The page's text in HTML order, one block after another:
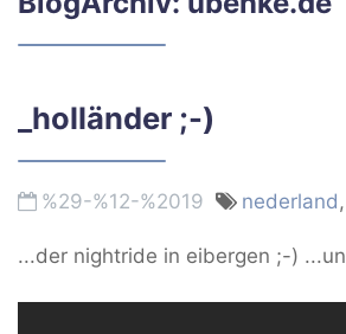
_holländer ;-)
%29-%12-%2019 nederland,
...der nightride in eibergen ;-)